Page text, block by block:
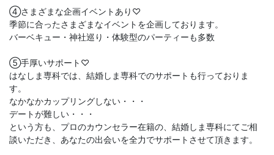
④さまざまな企画イベントあり♡
季節に合ったさまざまなイベントを企画しております。
バーベキュー・神社巡り・体験型のパーティーも多数
⑤手厚いサポート♡
はなしま専科では、結婚しま専科でのサポートも行っておりま
す。
なかなかカップリングしない・・・
デートが難しい・・・
という方も、プロのカウンセラー在籍の、結婚しま専科にてご相
談いただき、あなたの出会いを全力でサポートさせて頂きます。